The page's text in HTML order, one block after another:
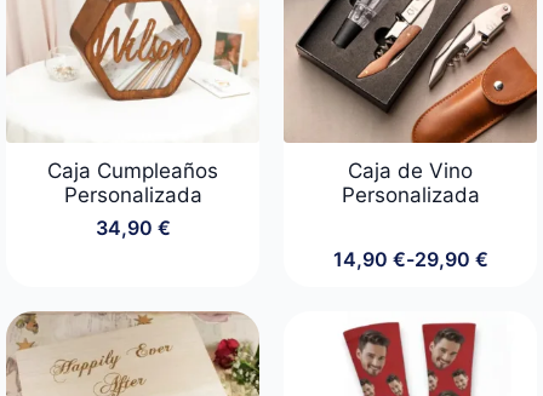
Caja Cumpleaños
Personalizada
34,90 €
Caja de Vino
Personalizada
14,90 €-29,90 €
Rango
desde
14,90 €
hasta